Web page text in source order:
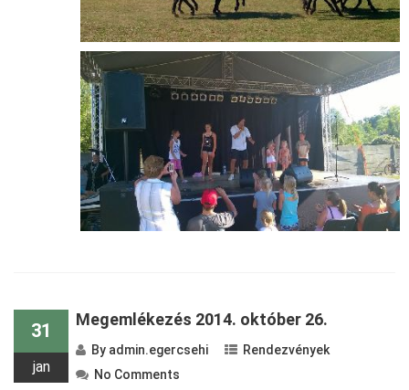
31
jan
Megemlékezés 2014. október 26.
By admin.egercsehi
Rendezvények
No Comments